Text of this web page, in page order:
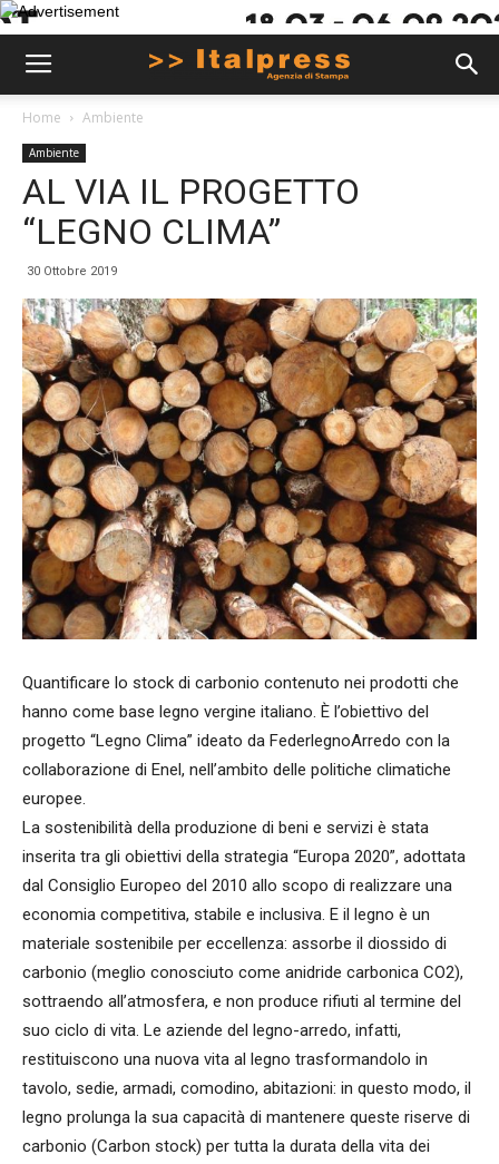
Home Ambiente
Ambiente
AL VIA IL PROGETTO
“LEGNO CLIMA”
30 Ottobre 2019
Quantificare lo stock di carbonio contenuto nei prodotti che
hanno come base legno vergine italiano. È l’obiettivo del
progetto “Legno Clima” ideato da FederlegnoArredo con la
collaborazione di Enel, nell’ambito delle politiche climatiche
europee.
La sostenibilità della produzione di beni e servizi è stata
inserita tra gli obiettivi della strategia “Europa 2020”, adottata
dal Consiglio Europeo del 2010 allo scopo di realizzare una
economia competitiva, stabile e inclusiva. E il legno è un
materiale sostenibile per eccellenza: assorbe il diossido di
carbonio (meglio conosciuto come anidride carbonica CO2),
sottraendo all’atmosfera, e non produce rifiuti al termine del
suo ciclo di vita. Le aziende del legno-arredo, infatti,
restituiscono una nuova vita al legno trasformandolo in
tavolo, sedie, armadi, comodino, abitazioni: in questo modo, il
legno prolunga la sua capacità di mantenere queste riserve di
carbonio (Carbon stock) per tutta la durata della vita dei